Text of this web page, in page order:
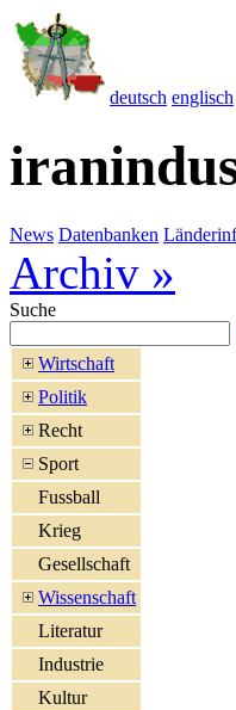
deutsch englisch
News Datenbanken
Archiv »
Suche
Wirtschaft
Politik
Recht
Sport
Fussball
Krieg
Gesellschaft
Wissenschaft
Literatur
Industrie
Kultur